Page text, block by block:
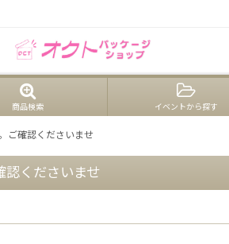
商品検索 イベントから探す
ご確認くださいませ
認くださいませ